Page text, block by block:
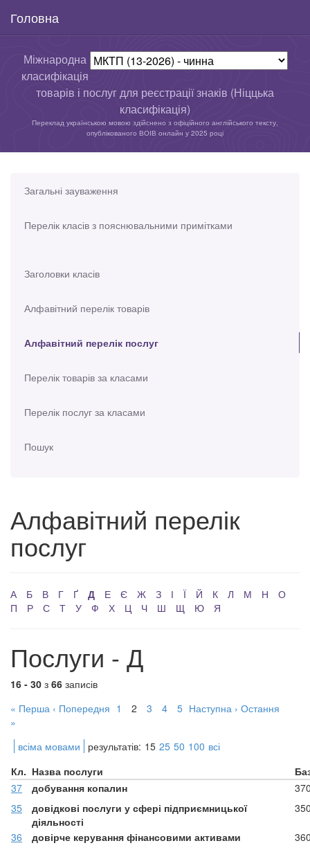
Головна
Міжнародна
класифікація
товарів і послуг для реєстрації знаків (Ніццька
класифікація)
Переклад українською мовою здійснено з офіційного англійського тексту,
опублікованого ВОІВ онлайн у 2025 році
Загальні зауваження
Перелік класів з пояснювальними примітками
Заголовки класів
Алфавітний перелік товарів
Алфавітний перелік послуг
Перелік товарів за класами
Перелік послуг за класами
Пошук
Алфавітний перелік
послуг
А Б В Г Ґ Д Е Є Ж З І Ї Й К Л М Н
О
П
Р С Т У Ф Х Ц Ч Ш Щ Ю Я
Послуги - Д
16 - 30 з 66 записів
« Перша ‹ Попередня 1 2 3 4 5 Наступна › Остання
»
всіма мовами
результатів: 15 25 50 100 всі
Кл. Назва послуги
37
добування копалин
35
довідкові послуги у сфері підприємницької
діяльності
36 довірче керування фінансовими активами